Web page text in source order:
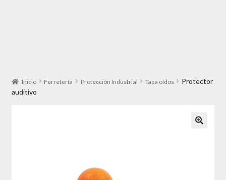
Inicio Ferretería Protección Industrial Tapa oídos
Protector
auditivo